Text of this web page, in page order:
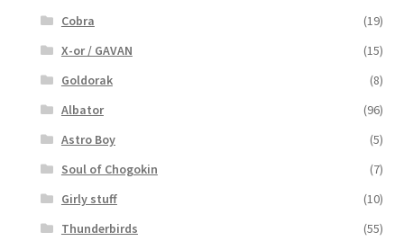
Cobra
(19)
X-or / GAVAN
(15)
Goldorak
(8)
Albator
(96)
Astro Boy
(5)
Soul of Chogokin
(7)
Girly stuff
(10)
Thunderbirds
(55)